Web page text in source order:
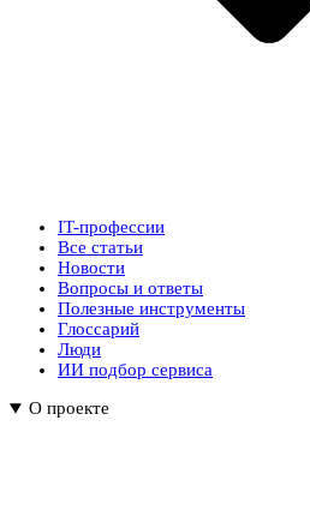
IT-профессии
Все статьи
Новости
Вопросы и ответы
Полезные инструменты
Глоссарий
Люди
ИИ подбор сервиса
О проекте